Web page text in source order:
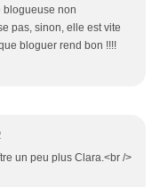
blogueuse non
pas, sinon, elle est vite
bloguer rend bon !!!!
un peu plus Clara.<br />